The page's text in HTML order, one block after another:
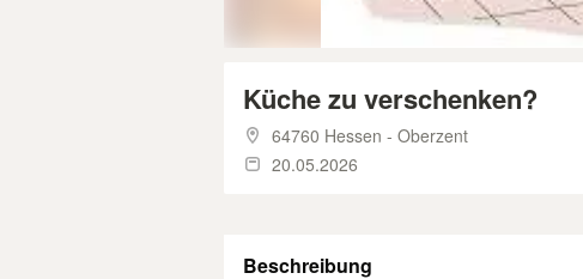
Küche zu verschenken?
64760 Hessen - Oberzent
20.05.2026
Beschreibung